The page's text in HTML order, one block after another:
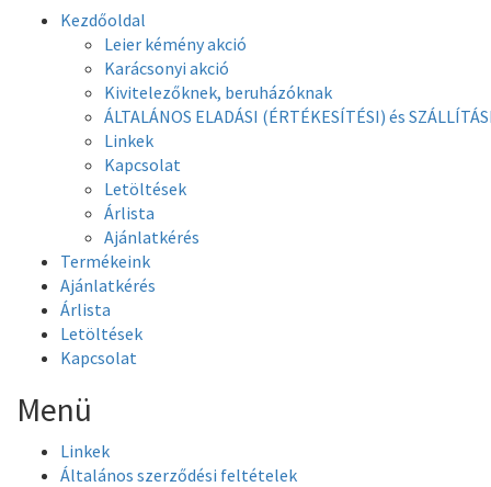
Kezdőoldal
Leier kémény akció
Karácsonyi akció
Kivitelezőknek, beruházóknak
ÁLTALÁNOS ELADÁSI (ÉRTÉKESÍTÉSI) és
Linkek
Kapcsolat
Letöltések
Árlista
Ajánlatkérés
Termékeink
Ajánlatkérés
Árlista
Letöltések
Kapcsolat
Menü
Linkek
Általános szerződési feltételek